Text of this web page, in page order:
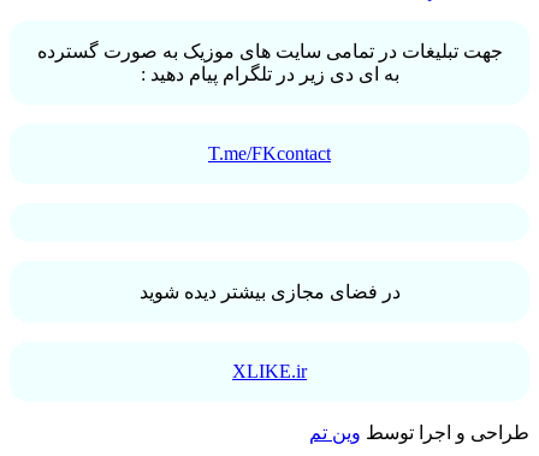
جهت تبلیغات در تمامی سایت های موزیک به صورت گسترده
به ای دی زیر در تلگرام پیام دهید :
T.me/FKcontact
در فضای مجازی بیشتر دیده شوید
XLIKE.ir
طراحی و اجرا توسط وین تم